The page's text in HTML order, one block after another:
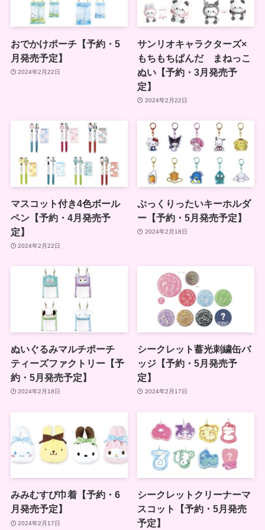
おでかけポーチ【予約・5
月発売予定】
2024年2月22日
サンリオキャラクターズ×
もちもちぱんだ まねっこ
ぬい【予約・3月発売予
定】
2024年2月22日
マスコット付き4色ボール
ペン【予約・4月発売予
定】
2024年2月22日
ぷっくりったいキーホルダ
ー【予約・5月発売予定】
2024年2月18日
ぬいぐるみマルチポーチ
ティーズファクトリー【予
約・5月発売予定】
2024年2月18日
シークレット蓄光刺繍缶バ
ッジ【予約・5月発売予
定】
2024年2月17日
みみむすび巾着【予約・6
月発売予定】
2024年2月17日
シークレットクリーナーマ
スコット【予約・5月発売
予定】